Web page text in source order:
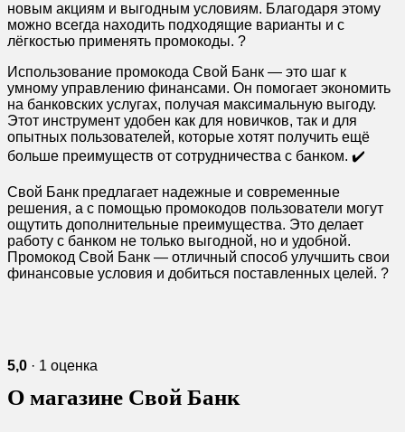
новым акциям и выгодным условиям. Благодаря этому
можно всегда находить подходящие варианты и с
лёгкостью применять промокоды. ?
Использование промокода Свой Банк — это шаг к
умному управлению финансами. Он помогает экономить
на банковских услугах, получая максимальную выгоду.
Этот инструмент удобен как для новичков, так и для
опытных пользователей, которые хотят получить ещё
больше преимуществ от сотрудничества с банком. ✔️
Свой Банк предлагает надежные и современные
решения, а с помощью промокодов пользователи могут
ощутить дополнительные преимущества. Это делает
работу с банком не только выгодной, но и удобной.
Промокод Свой Банк — отличный способ улучшить свои
финансовые условия и добиться поставленных целей. ?
5,0 · 1 оценка
О магазине Свой Банк